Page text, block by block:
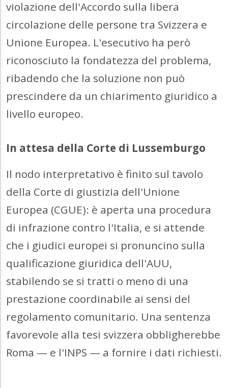
violazione dell'Accordo sulla libera
circolazione delle persone tra Svizzera e
Unione Europea. L'esecutivo ha però
riconosciuto la fondatezza del problema,
ribadendo che la soluzione non può
prescindere da un chiarimento giuridico a
livello europeo.
In attesa della Corte di Lussemburgo
Il nodo interpretativo è finito sul tavolo
della Corte di giustizia dell'Unione
Europea (CGUE): è aperta una procedura
di infrazione contro l'Italia, e si attende
che i giudici europei si pronuncino sulla
qualificazione giuridica dell'AUU,
stabilendo se si tratti o meno di una
prestazione coordinabile ai sensi del
regolamento comunitario. Una sentenza
favorevole alla tesi svizzera obbligherebbe
Roma — e l'INPS — a fornire i dati richiesti.